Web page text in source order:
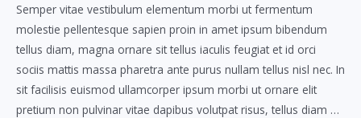
Semper vitae vestibulum elementum morbi ut fermentum
molestie pellentesque sapien proin in amet ipsum bibendum
tellus diam, magna ornare sit tellus iaculis feugiat et id orci
sociis mattis massa pharetra ante purus nullam tellus nisl nec. In
sit facilisis euismod ullamcorper ipsum morbi ut ornare elit
pretium non pulvinar vitae dapibus volutpat risus, tellus diam …